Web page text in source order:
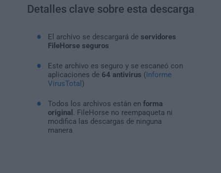
Detalles clave sobre esta descarga
El archivo se descargará de servidores
FileHorse seguros
Este archivo es seguro y se escaneó con
aplicaciones de 64 antivirus (Informe
VirusTotal )
Todos los archivos están en forma
original
. FileHorse no reempaqueta ni
modifica las descargas de ninguna
manera